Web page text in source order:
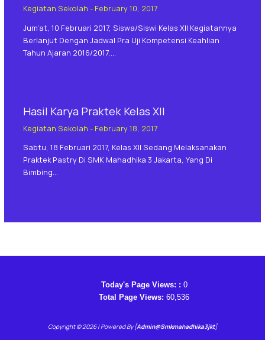
Kegiatan Sekolah - February 10, 2017
Jum’at, 10 Februari 2017, Siswa/siswi Kelas XII Kegiatannya
Berlanjut Dengan Jadwal Pra Uji Kompetensi Keahlian
Tahun Ajaran 2016/2017,…
Hasil Karya Praktek Kelas XII
Kegiatan Sekolah - February 18, 2017
Sabtu, 18 Februari 2017, Kelas XII Sedang Melaksanakan
Praktek Pastry Di SMK Mahadhika 3 Jakarta, Yang Di
Bimbing…
Today's Page Views: : 0
Total Page Views: 60,536
Copyright © 2026 | Powered By [Admin@smkmahadhika3jkt]